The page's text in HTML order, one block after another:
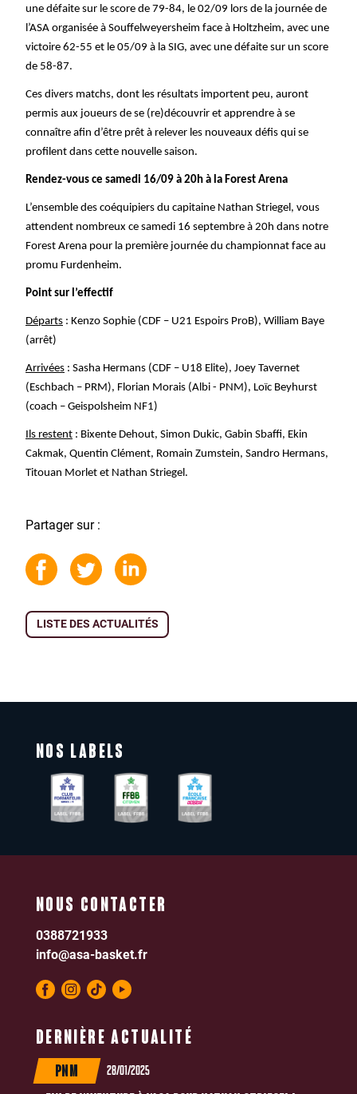
une défaite sur le score de 79-84, le 02/09 lors de la journée de
l’ASA organisée à Souffelweyersheim face à Holtzheim, avec une
victoire 62-55 et le 05/09 à la SIG, avec une défaite sur un score
de 58-87.
Ces divers matchs, dont les résultats importent peu, auront
permis aux joueurs de se (re)découvrir et apprendre à se
connaître afin d’être prêt à relever les nouveaux défis qui se
profilent dans cette nouvelle saison.
Rendez-vous ce samedi 16/09 à 20h à la Forest Arena
L’ensemble des coéquipiers du capitaine Nathan Striegel, vous
attendent nombreux ce samedi 16 septembre à 20h dans notre
Forest Arena pour la première journée du championnat face au
promu Furdenheim.
Point sur l’effectif
Départs : Kenzo Sophie (CDF – U21 Espoirs ProB), William Baye
(arrêt)
Arrivées : Sasha Hermans (CDF – U18 Elite), Joey Tavernet
(Eschbach – PRM), Florian Morais (Albi - PNM), Loïc Beyhurst
(coach – Geispolsheim NF1)
Ils restent : Bixente Dehout, Simon Dukic, Gabin Sbaffi, Ekin
Cakmak, Quentin Clément, Romain Zumstein, Sandro Hermans,
Titouan Morlet et Nathan Striegel.
Partager sur :
LISTE DES ACTUALITÉS
NOS LABELS
DERNIÈRE ACTUALITÉ
PNM 28/01/2025
NOUS CONTACTER
0388721933
info@asa-basket.fr